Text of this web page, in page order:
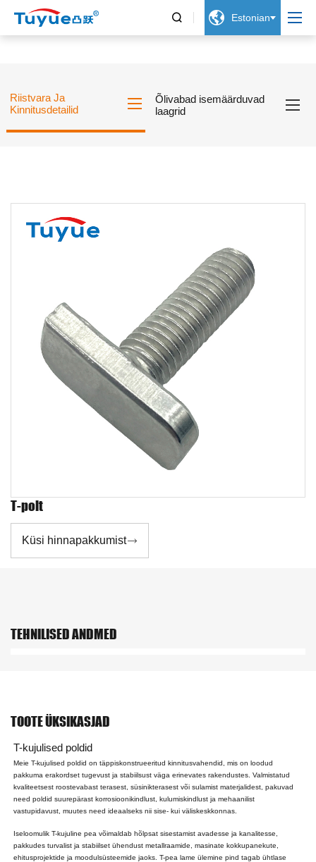
  Estonian
Riistvara Ja
Kinnitusdetailid
Õlivabad isemäärduvad
laagrid
T-polt
Küsi hinnapakkumist
TEHNILISED ANDMED
TOOTE ÜKSIKASJAD
T-kujulised poldid
Meie T-kujulised poldid on täppiskonstrueeritud kinnitusvahendid, mis on loodud
pakkuma erakordset tugevust ja stabiilsust väga erinevates rakendustes. Valmistatud
kvaliteetsest roostevabast terasest, süsinikterasest või sulamist materjalidest, pakuvad
need poldid suurepärast korrosioonikindlust, kulumiskindlust ja mehaanilist
vastupidavust, muutes need ideaalseks nii sise- kui väliskeskkonnas.
Iseloomulik T-kujuline pea võimaldab hõlpsat sisestamist avadesse ja kanalitesse,
pakkudes turvalist ja stabiilset ühendust metallraamide, masinate kokkupanekute,
ehitusprojektide ja moodulsüsteemide jaoks. T-pea lame ülemine pind tagab ühtlase